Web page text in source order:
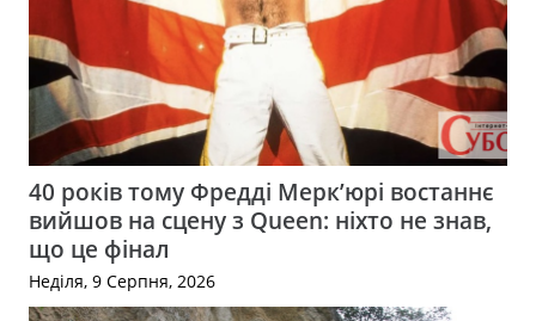
40 років тому Фредді Мерк’юрі востаннє
вийшов на сцену з Queen: ніхто не знав,
що це фінал
Неділя, 9 Серпня, 2026